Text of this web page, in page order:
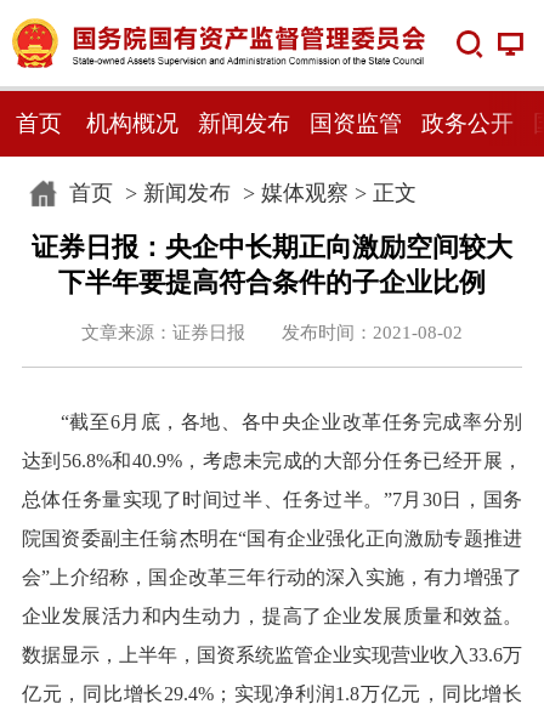
首页 机构概况 新闻发布 国资监管 政务公开
首页> 新闻发布> 媒体观察 > 正文
证券日报：央企中长期正向激励空间较大
下半年要提高符合条件的子企业比例
文章来源：证券日报 发布时间：2021-08-02
“截至6月底，各地、各中央企业改革任务完成率分别
达到56.8%和40.9%，考虑未完成的大部分任务已经开展，
总体任务量实现了时间过半、任务过半。”7月30日，国务
院国资委副主任翁杰明在“国有企业强化正向激励专题推进
会”上介绍称，国企改革三年行动的深入实施，有力增强了
企业发展活力和内生动力，提高了企业发展质量和效益。
数据显示，上半年，国资系统监管企业实现营业收入33.6万
亿元，同比增长29.4%；实现净利润1.8万亿元，同比增长